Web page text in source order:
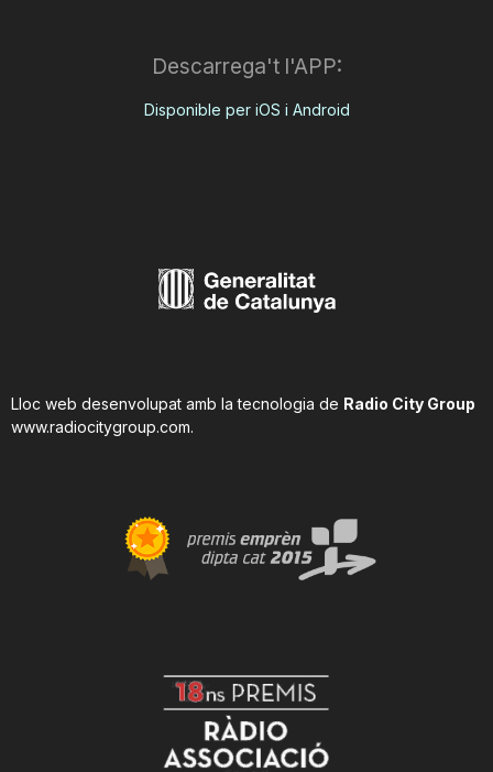
Descarrega't l'APP:
Disponible per iOS i Android
Lloc web desenvolupat amb la tecnologia de Radio City Group
www.radiocitygroup.com.